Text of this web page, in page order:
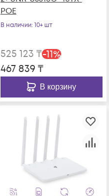
POE
В наличии: 10+ шт
525 123 ₸-11%
467 839 ₸
В корзину